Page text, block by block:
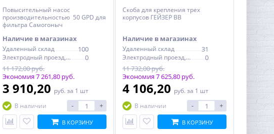
Повысительный насос
производительностью 50 GPD для
фильтра Самогоныч
Наличие в магазинах
Удаленный склад 100
Электродный проезд, 6с1
0
11 172,00 руб.
Экономия 7 261,80 руб.
3 910,20 руб. за 1 шт
В наличии
- +
В КОРЗИНУ
Скоба для крепления трех
корпусов ГЕЙЗЕР ВВ
Наличие в магазинах
Удаленный склад 31
Электродный проезд, 6с1
0
11 732,00 руб.
Экономия 7 625,80 руб.
4 106,20 руб. за 1 шт
В наличии
- +
В КОРЗИНУ